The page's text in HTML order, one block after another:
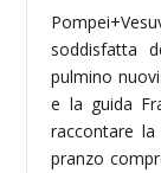
soddisfatta
pulmino
e la guida
raccontare
pranzo